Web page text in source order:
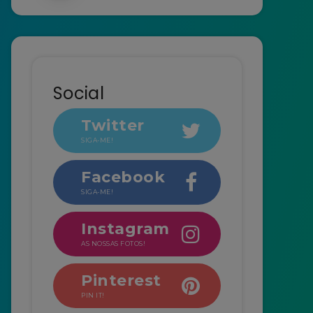
Social
Twitter
SIGA-ME!
Facebook
SIGA-ME!
Instagram
AS NOSSAS FOTOS!
Pinterest
PIN IT!